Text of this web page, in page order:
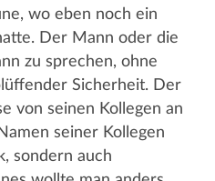
wo eben noch ein
Der Mann oder die
zu sprechen, ohne
Sicherheit. Der
von seinen Kollegen an
seiner Kollegen
sondern auch